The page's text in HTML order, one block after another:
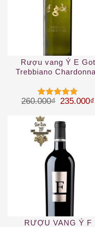
Rượu vang Ý E Got
Trebbiano
Được xếp
sao
260.000₫ Giá gốc
235.000₫
RƯỢU VANG Ý F